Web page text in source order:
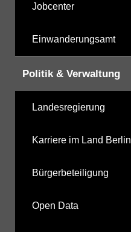
Jobcenter
Einwanderungsamt
Politik & Verwaltung
Landesregierung
Karriere im Land Berlin
Bürgerbeteiligung
Open Data